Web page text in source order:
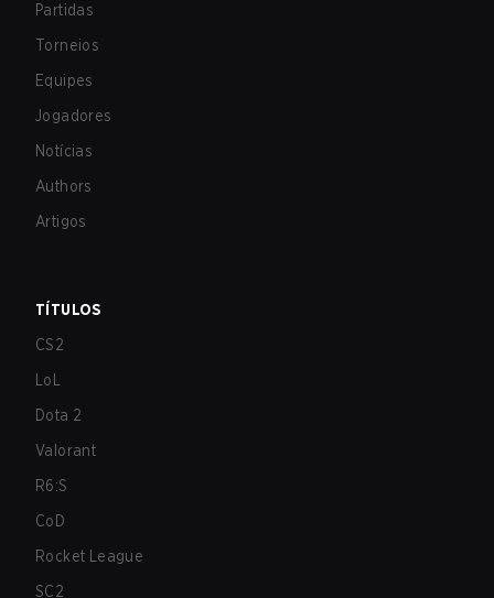
Partidas
Torneios
Equipes
Jogadores
Notícias
Authors
Artigos
TÍTULOS
CS2
LoL
Dota 2
Valorant
R6:S
CoD
Rocket League
SC2